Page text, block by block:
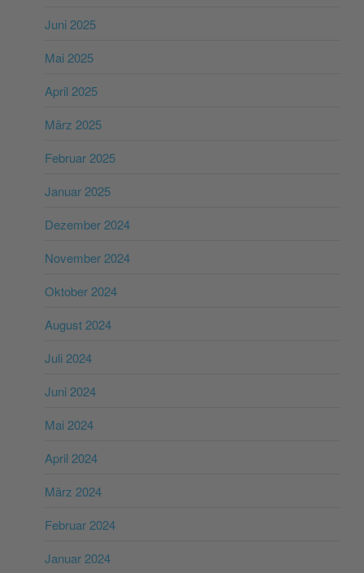
Juni 2025
Mai 2025
April 2025
März 2025
Februar 2025
Januar 2025
Dezember 2024
November 2024
Oktober 2024
August 2024
Juli 2024
Juni 2024
Mai 2024
April 2024
März 2024
Februar 2024
Januar 2024